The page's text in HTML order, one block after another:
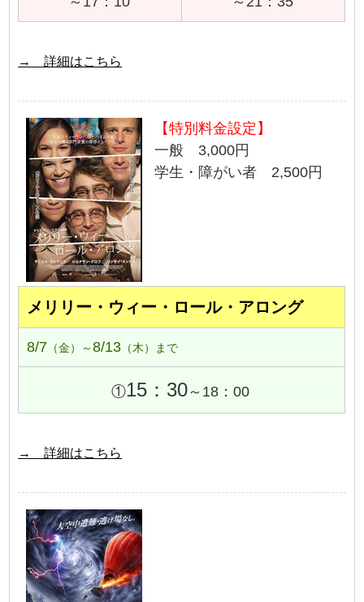
→ 詳細はこちら
【特別料金設定】
一般 3,000円
学生・障がい者 2,500円
メリリー・ウィー・ロール・アロング
8/7 （金）～8/13 （木）まで
①15：30～18：00
→ 詳細はこちら